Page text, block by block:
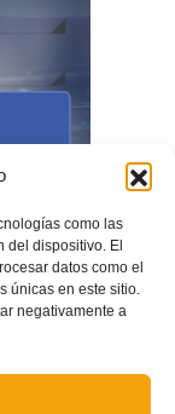
como las
del dispositivo. El
datos como el
únicas en este sitio.
negativamente a